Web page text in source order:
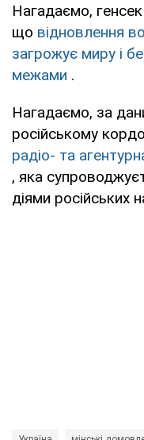
Нагадаємо,
що відновлення
загрожує миру і
межами .
Нагадаємо, за
російському
радіо- та
, яка
діями російських